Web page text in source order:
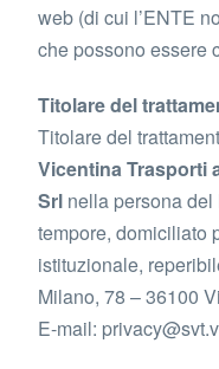
web (di cui l’ENTE
che possono essere
Titolare del
Titolare del
Vicentina Trasporti
Srl nella persona
tempore, domiciliato
istituzionale,
Milano, 78 – 36100
E-mail: